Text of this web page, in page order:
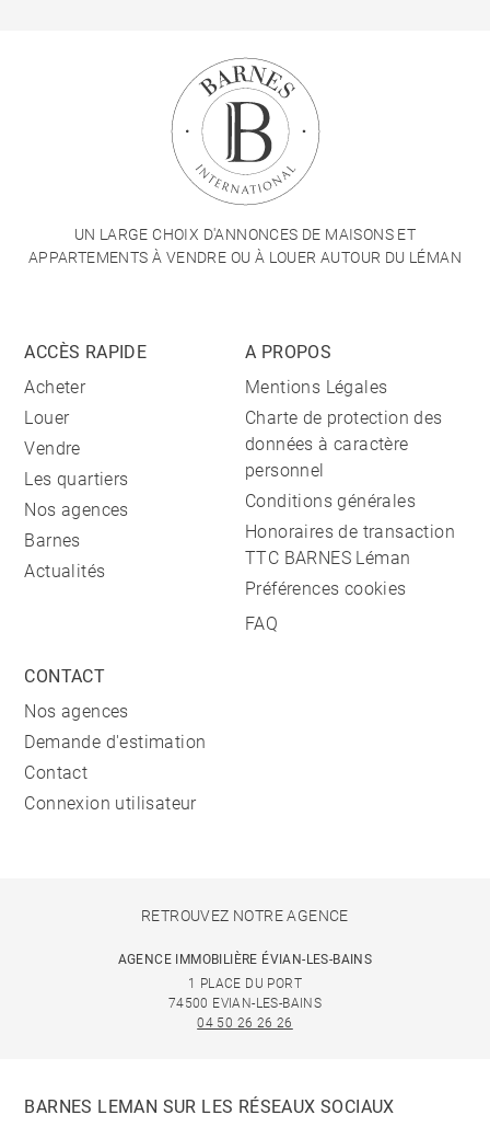
UN LARGE CHOIX D'ANNONCES DE MAISONS ET
APPARTEMENTS À VENDRE OU À LOUER AUTOUR DU LÉMAN
ACCÈS RAPIDE
Acheter
Louer
Vendre
Les quartiers
Nos agences
Barnes
Actualités
A PROPOS
Mentions Légales
Charte de protection des
données à caractère
personnel
Conditions générales
Honoraires de transaction
TTC BARNES Léman
Préférences cookies
FAQ
CONTACT
Nos agences
Demande d'estimation
Contact
Connexion utilisateur
RETROUVEZ NOTRE AGENCE
AGENCE IMMOBILIÈRE ÉVIAN-LES-BAINS
1 PLACE DU PORT
74500 EVIAN-LES-BAINS
04 50 26 26 26
BARNES LEMAN SUR LES RÉSEAUX SOCIAUX